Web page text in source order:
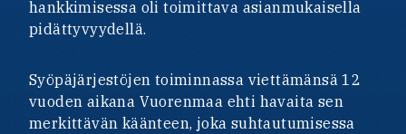
hankkimisessa oli toimittava asianmukaisella
pidättyvyydellä.
Syöpäjärjestöjen toiminnassa viettämänsä 12
vuoden aikana Vuorenmaa ehti havaita sen
merkittävän käänteen, joka suhtautumisessa